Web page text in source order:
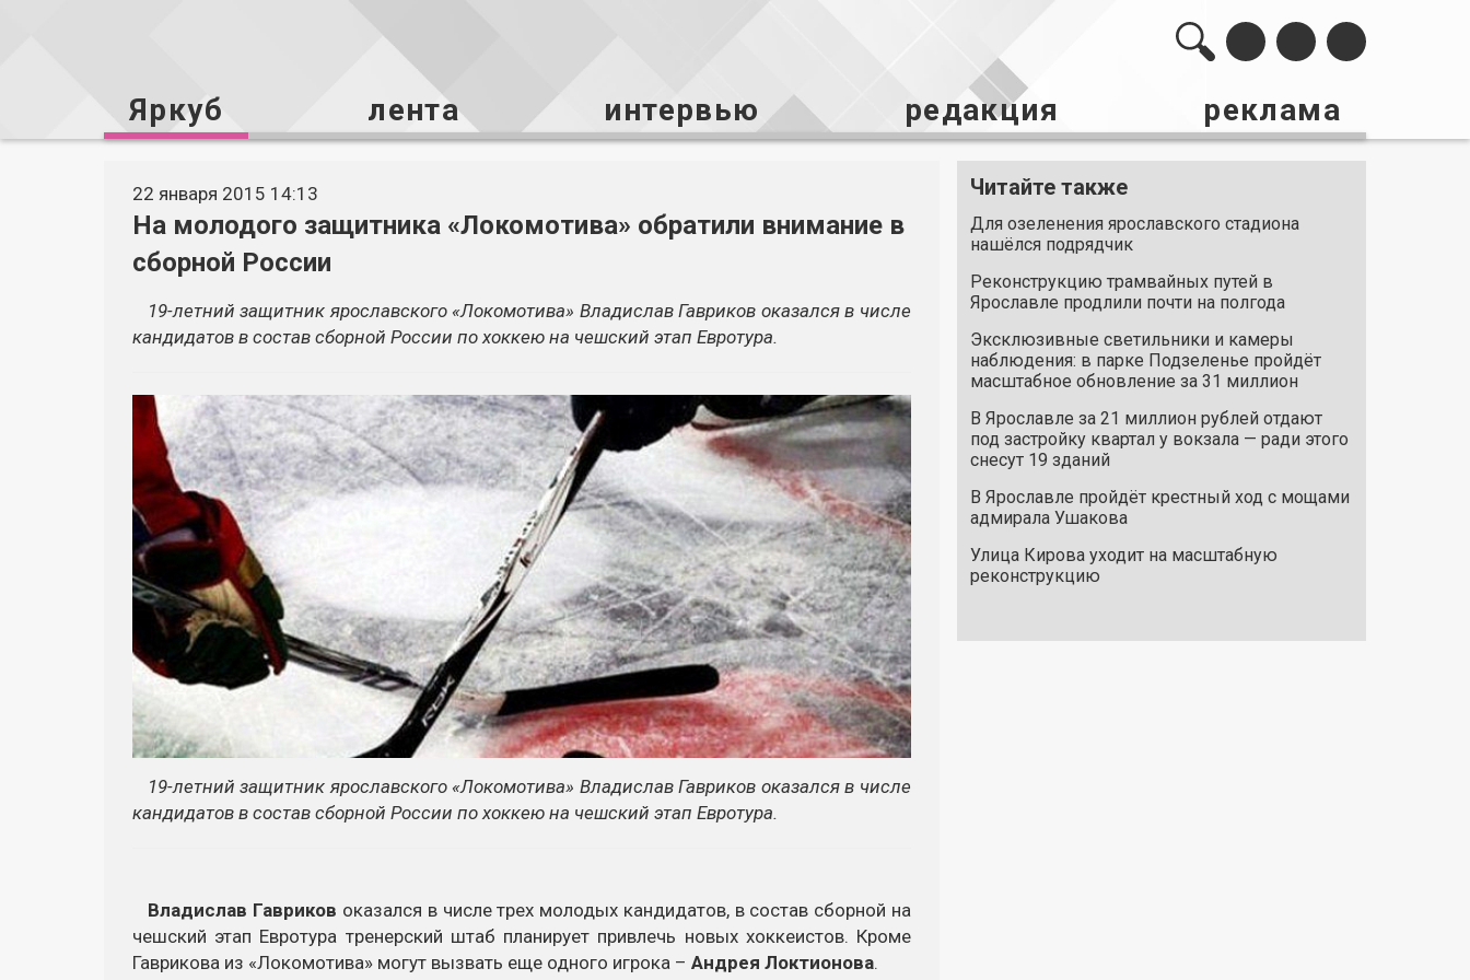
Яркуб лента интервью редакция реклама
22 января 2015 14:13
На молодого защитника «Локомотива» обратили внимание в
сборной России
19-летний защитник ярославского «Локомотива» Владислав Гавриков оказался в числе
кандидатов в состав сборной России по хоккею на чешский этап Евротура.
19-летний защитник ярославского «Локомотива» Владислав Гавриков оказался в числе
кандидатов в состав сборной России по хоккею на чешский этап Евротура.
Владислав Гавриков оказался в числе трех молодых кандидатов, в состав сборной на
чешский этап Евротура тренерский штаб планирует привлечь новых хоккеистов. Кроме
Гаврикова из «Локомотива» могут вызвать еще одного игрока – Андрея Локтионова.
Читайте также
Для озеленения ярославского стадиона
нашёлся подрядчик
Реконструкцию трамвайных путей в
Ярославле продлили почти на полгода
Эксклюзивные светильники и камеры
наблюдения: в парке Подзеленье пройдёт
масштабное обновление за 31 миллион
В Ярославле за 21 миллион рублей отдают
под застройку квартал у вокзала — ради этого
снесут 19 зданий
В Ярославле пройдёт крестный ход с мощами
адмирала Ушакова
Улица Кирова уходит на масштабную
реконструкцию